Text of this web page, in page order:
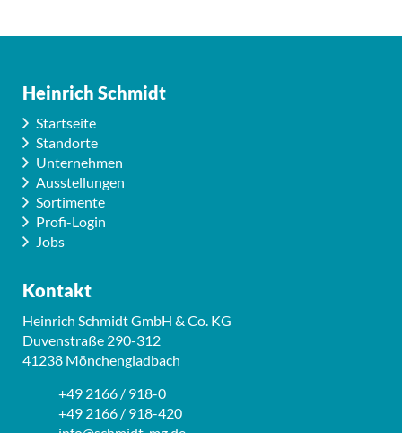
Heinrich Schmidt
Startseite
Standorte
Unternehmen
Ausstellungen
Sortimente
Profi-Login
Jobs
Kontakt
Heinrich Schmidt GmbH & Co. KG
Duvenstraße 290-312
41238 Mönchengladbach
+49 2166 / 918-0
+49 2166 / 918-420